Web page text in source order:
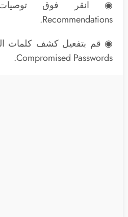
Recommendations.
Compromised Passwords.